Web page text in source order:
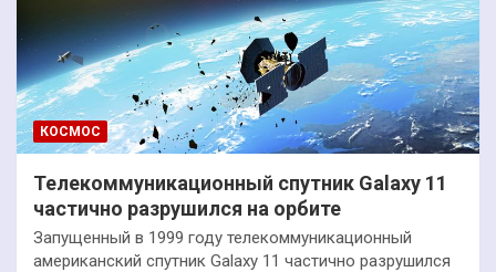
КОСМОС
Телекоммуникационный спутник Galaxy 11
частично разрушился на орбите
Запущенный в 1999 году телекоммуникационный
американский спутник Galaxy 11 частично разрушился